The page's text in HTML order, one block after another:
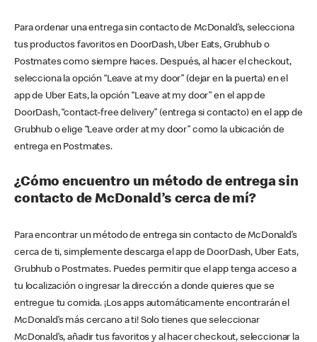
Para ordenar una entrega sin contacto de McDonald’s, selecciona
tus productos favoritos en DoorDash, Uber Eats, Grubhub o
Postmates como siempre haces. Después, al hacer el checkout,
selecciona la opción “Leave at my door” (dejar en la puerta) en el
app de Uber Eats, la opción “Leave at my door” en el app de
DoorDash, “contact-free delivery” (entrega si contacto) en el app de
Grubhub o elige “Leave order at my door” como la ubicación de
entrega en Postmates.
¿Cómo encuentro un método de entrega sin
contacto de McDonald’s cerca de mí?
Para encontrar un método de entrega sin contacto de McDonald’s
cerca de ti, simplemente descarga el app de DoorDash, Uber Eats,
Grubhub o Postmates. Puedes permitir que el app tenga acceso a
tu localización o ingresar la dirección a donde quieres que se
entregue tu comida. ¡Los apps automáticamente encontrarán el
McDonald’s más cercano a ti! Solo tienes que seleccionar
McDonald’s, añadir tus favoritos y al hacer checkout, seleccionar la